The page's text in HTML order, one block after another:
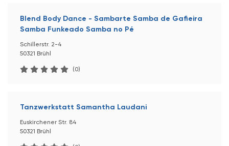
Blend Body Dance - Sambarte Samba de Gafieira
Samba Funkeado Samba no Pé
Schillerstr. 2-4
50321 Brühl
(0)
Tanzwerkstatt Samantha Laudani
Euskirchener Str. 84
50321 Brühl